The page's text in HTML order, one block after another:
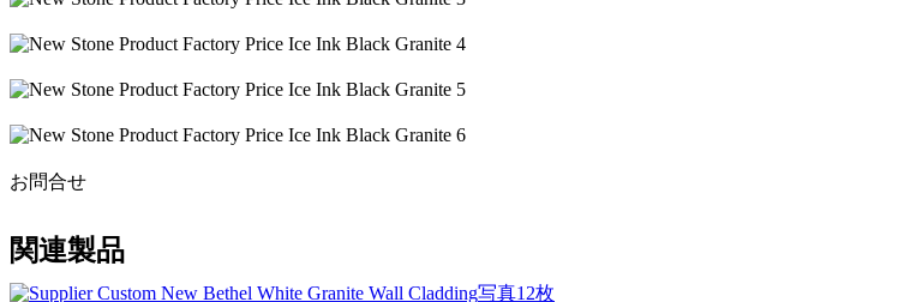
お問合せ
関連製品
写真12枚